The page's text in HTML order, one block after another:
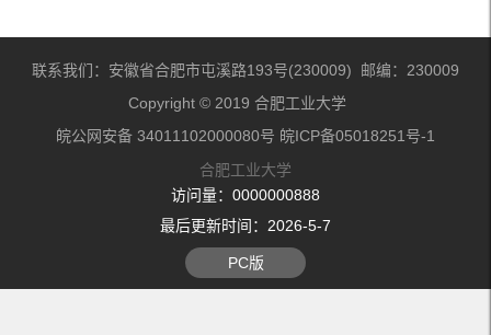
联系我们：安徽省合肥市屯溪路193号(230009) 邮编：230009
Copyright © 2019 合肥工业大学
皖公网安备 34011102000080号 皖ICP备05018251号-1
合肥工业大学
访问量： 0000000888
最后更新时间： 2026-5-7
PC版